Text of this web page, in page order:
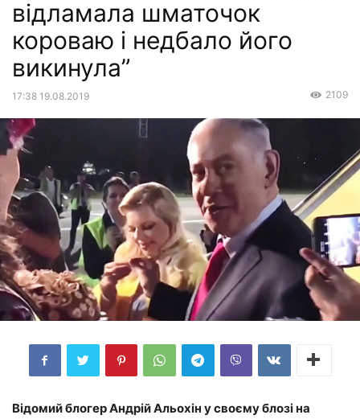
відламала шматочок
короваю і недбало його
викинула”
17:38 19.08.2019 2109
Відомий блогер Андрій Альохін у своєму блозі на